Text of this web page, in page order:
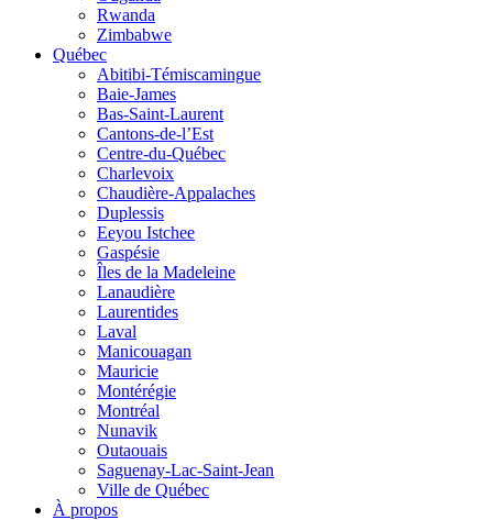
Rwanda
Zimbabwe
Québec
Abitibi-Témiscamingue
Baie-James
Bas-Saint-Laurent
Cantons-de-l’Est
Centre-du-Québec
Charlevoix
Chaudière-Appalaches
Duplessis
Eeyou Istchee
Gaspésie
Îles de la Madeleine
Lanaudière
Laurentides
Laval
Manicouagan
Mauricie
Montérégie
Montréal
Nunavik
Outaouais
Saguenay-Lac-Saint-Jean
Ville de Québec
À propos